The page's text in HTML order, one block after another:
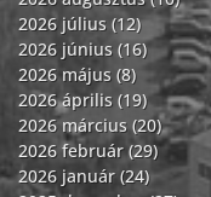
2026 július (12)
2026 június (16)
2026 május (8)
2026 április (19)
2026 március (20)
2026 február (29)
2026 január (24)